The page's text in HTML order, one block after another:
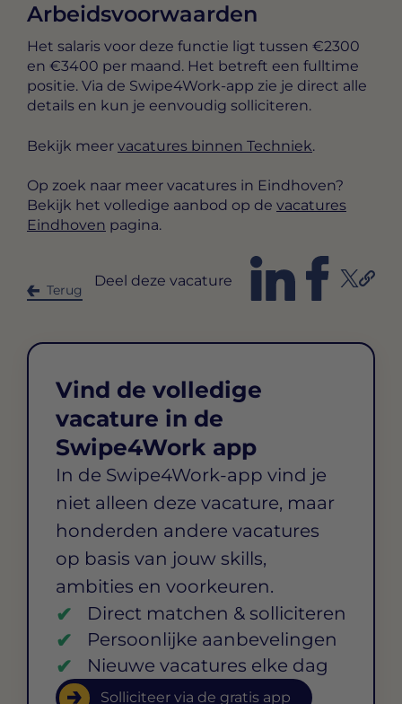
Arbeidsvoorwaarden
Het salaris voor deze functie ligt tussen €2300
en €3400 per maand . Het betreft een fulltime
positie. Via de Swipe4Work-app zie je direct alle
details en kun je eenvoudig solliciteren.
Bekijk meer vacatures binnen Techniek.
Op zoek naar meer vacatures in Eindhoven?
Bekijk het volledige aanbod op de vacatures
Eindhoven pagina.
Terug
Deel deze vacature
Vind de volledige
vacature in de
Swipe4Work app
In de Swipe4Work-app vind je
niet alleen deze vacature, maar
honderden andere vacatures
op basis van jouw skills,
ambities en voorkeuren.
Direct matchen & solliciteren
Persoonlijke aanbevelingen
Nieuwe vacatures elke dag
Solliciteer via de gratis app